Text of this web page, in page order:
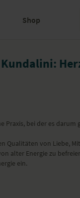
Shop
Praxis, bei der es
Qualitäten von Liebe,
alter Energie zu
ein.